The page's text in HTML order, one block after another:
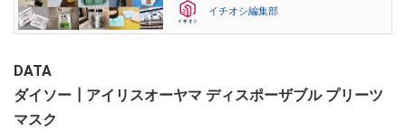
イチオシ編集部
DATA
ダイソー┃アイリスオーヤマ ディスポーザブル プリーツ
マスク